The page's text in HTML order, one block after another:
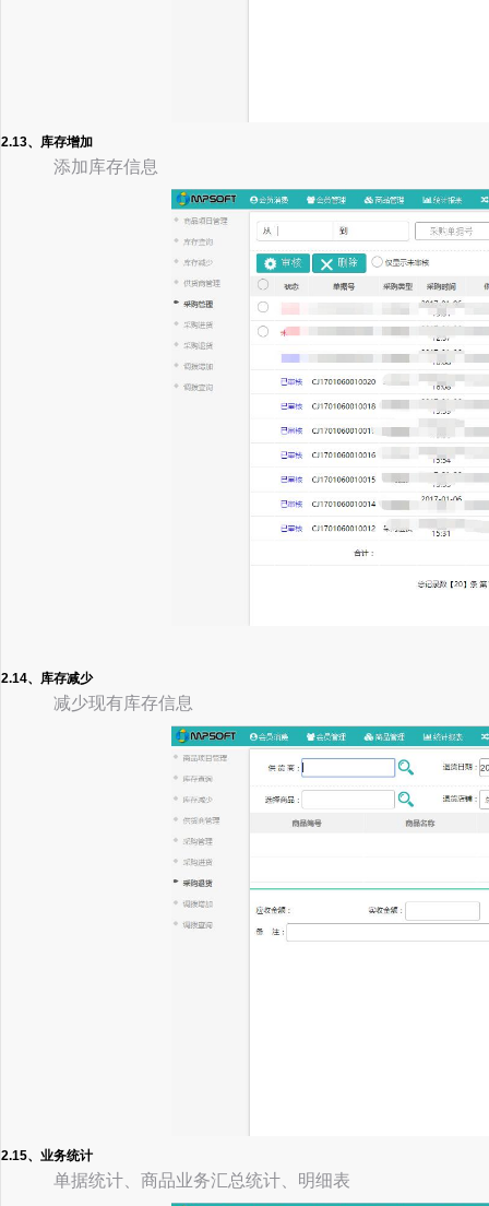
2.13、库存增加
添加库存信息
2.14、库存减少
减少现有库存信息
2.15、业务统计
单据统计、商品业务汇总统计、明细表